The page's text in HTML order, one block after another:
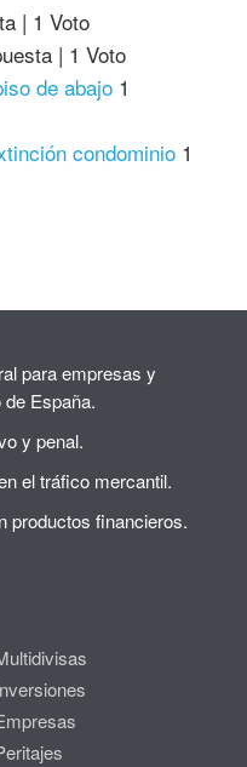
| 1 Voto
| 1 Voto
de abajo 1
condominio 1
para empresas y
España.
y penal.
el tráfico mercantil.
productos financieros.